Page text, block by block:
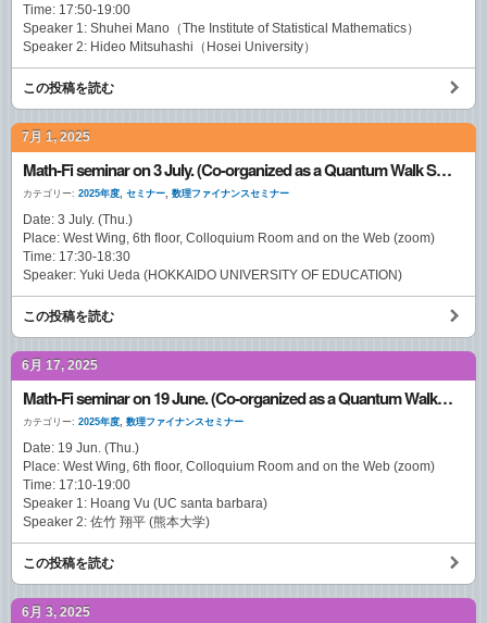
Time: 17:50-19:00
Speaker 1: Shuhei Mano（The Institute of Statistical Mathematics）
Speaker 2: Hideo Mitsuhashi（Hosei University）
この投稿を読む
7月 1, 2025
Math-Fi seminar on 3 July. (Co-organized as a Quantum Walk Seminar)
カテゴリー: 2025年度 セミナー 数理ファイナンスセミナー
Date: 3 July. (Thu.)
Place: West Wing, 6th floor, Colloquium Room and on the Web (zoom)
Time: 17:30-18:30
Speaker: Yuki Ueda (HOKKAIDO UNIVERSITY OF EDUCATION)
この投稿を読む
6月 17, 2025
Math-Fi seminar on 19 June. (Co-organized as a Quantum Walk Seminar)
カテゴリー: 2025年度 数理ファイナンスセミナー
Date: 19 Jun. (Thu.)
Place: West Wing, 6th floor, Colloquium Room and on the Web (zoom)
Time: 17:10-19:00
Speaker 1: Hoang Vu (UC santa barbara)
Speaker 2: 佐竹 翔平 (熊本大学)
この投稿を読む
6月 3, 2025